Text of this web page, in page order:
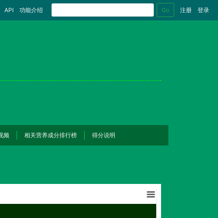
API 功能介绍 Go 注册 登录
频 相关营养成分排行榜 得分说明